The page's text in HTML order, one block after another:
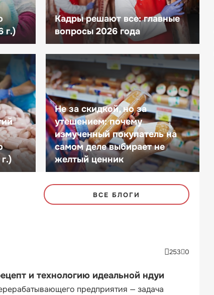
г.)
Кадры решают все: главные
вопросы 2026 года
Не за скидкой, но за
утешением: почему
измученный покупатель на
самом деле выбирает не
желтый ценник
ВСЕ БЛОГИ
253 0
и технологию идеальной ндуи
предприятия — задача